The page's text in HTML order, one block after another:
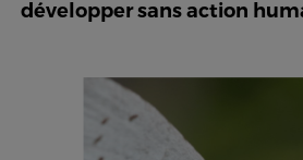
développer sans action